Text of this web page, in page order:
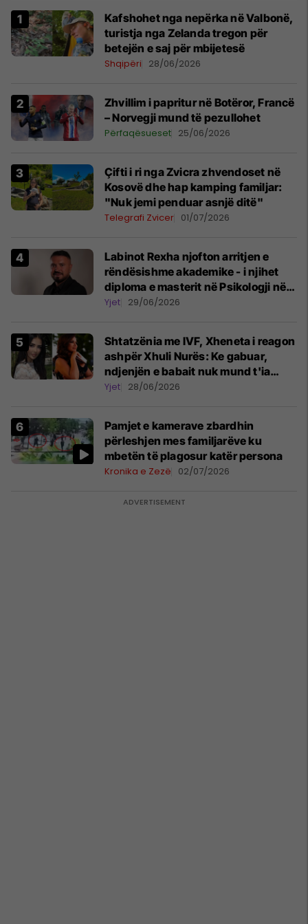
Kafshohet nga nepërka në Valbonë,
turistja nga Zelanda tregon për
betejën e saj për mbijetesë
Shqipëri 28/06/2026
Zhvillim i papritur në Botëror, Francë
– Norvegji mund të pezullohet
Përfaqësueset 25/06/2026
Çifti i ri nga Zvicra zhvendoset në
Kosovë dhe hap kamping familjar:
"Nuk jemi penduar asnjë ditë"
Telegrafi Zvicer 01/07/2026
Labinot Rexha njofton arritjen e
rëndësishme akademike - i njihet
diploma e masterit në Psikologji në
Zvicër
Yjet 29/06/2026
Shtatzënia me IVF, Xheneta i reagon
ashpër Xhuli Nurës: Ke gabuar,
ndjenjën e babait nuk mund t'ia
plotësosh kurrë
Yjet 28/06/2026
Pamjet e kamerave zbardhin
përleshjen mes familjarëve ku
mbetën të plagosur katër persona
Kronika e Zezë 02/07/2026